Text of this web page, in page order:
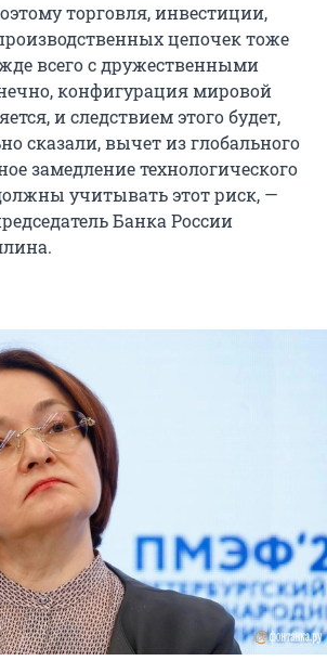
торговля, инвестиции,
цепочек тоже
всего с дружественными
конфигурация мировой
и следствием этого будет,
сказали, вычет из глобального
замедление технологического
учитывать этот риск, —
Банка России